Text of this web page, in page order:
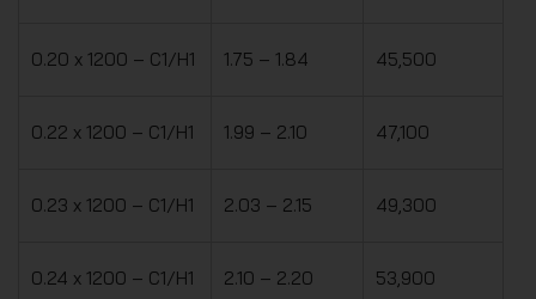
0.20 x 1200 – C1/H1 1.75 – 1.84 45,500
0.22 x 1200 – C1/H1 1.99 – 2.10 47,100
0.23 x 1200 – C1/H1 2.03 – 2.15 49,300
0.24 x 1200 – C1/H1 2.10 – 2.20 53,900